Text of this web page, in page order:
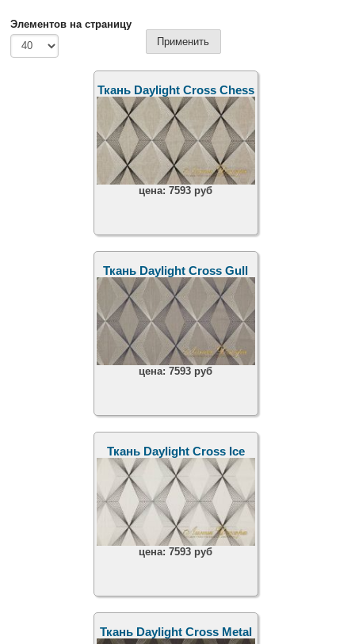
Элементов на страницу
Ткань Daylight Cross Chess
цена:7593 руб
Ткань Daylight Cross Gull
цена:7593 руб
Ткань Daylight Cross Ice
цена:7593 руб
Ткань Daylight Cross Metal